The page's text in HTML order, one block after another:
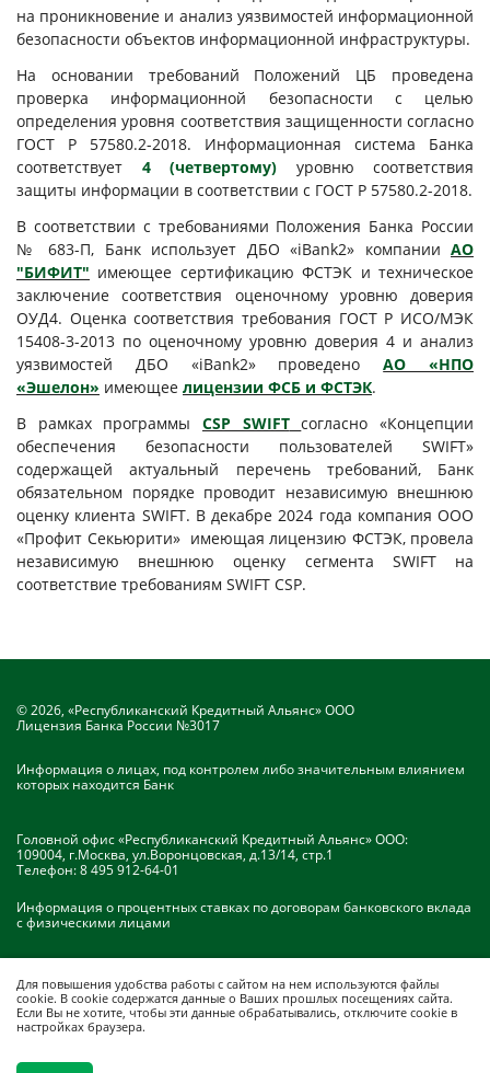
на проникновение и анализ уязвимостей информационной
безопасности объектов информационной инфраструктуры.
На основании требований Положений ЦБ проведена
проверка информационной безопасности с целью
определения уровня соответствия защищенности согласно
ГОСТ Р 57580.2-2018. Информационная система Банка
соответствует
4 (четвертому) уровню соответствия
защиты информации в соответствии с ГОСТ Р 57580.2-2018.
В соответствии с требованиями Положения Банка России
№ 683-П, Банк использует ДБО «iBank2» компании АО
"БИФИТ" имеющее сертификацию ФСТЭК и техническое
заключение соответствия оценочному уровню доверия
ОУД4. Оценка соответствия требования ГОСТ Р ИСО/МЭК
15408-3-2013 по оценочному уровню доверия 4 и анализ
уязвимостей ДБО «iBank2» проведеноАО «НПО
«Эшелон» имеющее лицензии ФСБ и ФСТЭК.
В рамках программы CSP SWIFT согласно «Концепции
обеспечения безопасности пользователей SWIFT»
содержащей актуальный перечень требований, Банк
обязательном порядке проводит независимую внешнюю
оценку клиента SWIFT. В декабре 2024 года компания ООО
«Профит Секьюрити» имеющая лицензию ФСТЭК, провела
независимую внешнюю оценку сегмента SWIFT на
соответствие требованиям SWIFT CSP.
© 2026, «Республиканский Кредитный Альянс» ООО
Лицензия Банка России №3017
Информация о лицах, под контролем либо значительным влиянием
которых находится Банк
Головной офис «Республиканский Кредитный Альянс» ООО:
109004, г.Москва, ул.Воронцовская, д.13/14, стр.1
Телефон:8 495 912-64-01
Информация о процентных ставках по договорам банковского вклада
с физическими лицами
Для повышения удобства работы с сайтом на нем используются файлы
cookie. В cookie содержатся данные о Ваших прошлых посещениях сайта.
Если Вы не хотите, чтобы эти данные обрабатывались, отключите cookie в
настройках браузера.